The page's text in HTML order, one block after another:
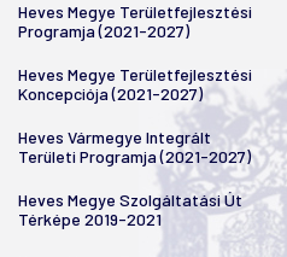
Heves Megye Területfejlesztési
Programja (2021-2027)
Heves Megye Területfejlesztési
Koncepciója (2021-2027)
Heves Vármegye Integrált
Területi Programja (2021-2027)
Heves Megye Szolgáltatási Út
Térképe 2019-2021